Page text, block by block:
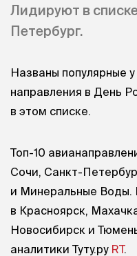
Лидируют в
Петербург.
Названы популярные
направления в День
в этом списке.
Топ-10
Сочи, Санкт-
и Минеральные Воды.
в Красноярск,
Новосибирск и
аналитики Туту.ру RT.